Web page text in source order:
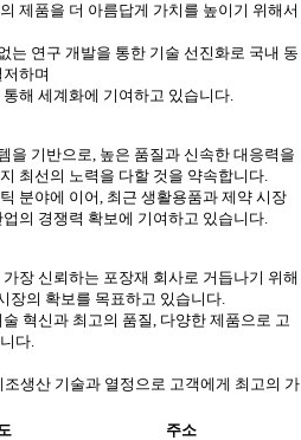
제품을 더 아름답게 가치를 높이기 위해서
는 연구 개발을 통한 기술 선진화로 국내 동
하며
해 세계화에 기여하고 있습니다.
을 기반으로, 높은 품질과 신속한 대응력을
최선의 노력을 다할 것을 약속합니다.
분야에 이어, 최근 생활용품과 제약 시장
의 경쟁력 확보에 기여하고 있습니다.
장 신뢰하는 포장재 회사로 거듭나기 위해
장의 확보를 목표하고 있습니다.
혁신과 최고의 품질, 다양한 제품으로 고
다.
생산 기술과 열정으로 고객에게 최고의 가
주소